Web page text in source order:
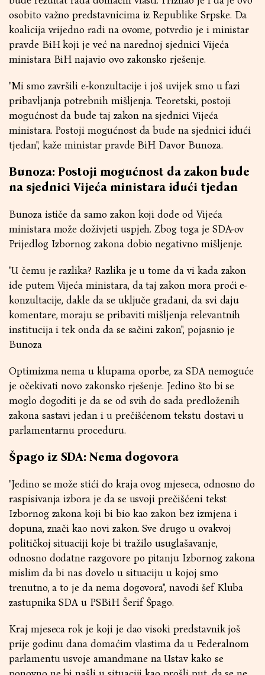
osobito važno predstavnicima iz Republike Srpske. Da
koalicija vrijedno radi na ovome, potvrdio je i ministar
pravde BiH koji je već na narednoj sjednici Vijeća
ministara BiH najavio ovo zakonsko rješenje.
"Mi smo završili e-konzultacije i još uvijek smo u fazi
pribavljanja potrebnih mišljenja. Teoretski, postoji
mogućnost da bude taj zakon na sjednici Vijeća
ministara. Postoji mogućnost da bude na sjednici idući
tjedan", kaže ministar pravde BiH Davor Bunoza.
Bunoza: Postoji mogućnost da zakon bude
na sjednici Vijeća ministara idući tjedan
Bunoza ističe da samo zakon koji dođe od Vijeća
ministara može doživjeti uspjeh. Zbog toga je SDA-ov
Prijedlog Izbornog zakona dobio negativno mišljenje.
"U čemu je razlika? Razlika je u tome da vi kada zakon
ide putem Vijeća ministara, da taj zakon mora proći e-
konzultacije, dakle da se uključe građani, da svi daju
komentare, moraju se pribaviti mišljenja relevantnih
institucija i tek onda da se sačini zakon", pojasnio je
Bunoza
Optimizma nema u klupama oporbe, za SDA nemoguće
je očekivati novo zakonsko rješenje. Jedino što bi se
moglo dogoditi je da se od svih do sada predloženih
zakona sastavi jedan i u prečišćenom tekstu dostavi u
parlamentarnu proceduru.
Špago iz SDA: Nema dogovora
"Jedino se može stići do kraja ovog mjeseca, odnosno do
raspisivanja izbora je da se usvoji prečišćeni tekst
Izbornog zakona koji bi bio kao zakon bez izmjena i
dopuna, znači kao novi zakon. Sve drugo u ovakvoj
političkoj situaciji koje bi tražilo usuglašavanje,
odnosno dodatne razgovore po pitanju Izbornog zakona
mislim da bi nas dovelo u situaciju u kojoj smo
trenutno, a to je da nema dogovora", navodi šef Kluba
zastupnika SDA u PSBiH Šerif Špago.
Kraj mjeseca rok je koji je dao visoki predstavnik još
prije godinu dana domaćim vlastima da u Federalnom
parlamentu usvoje amandmane na Ustav kako se